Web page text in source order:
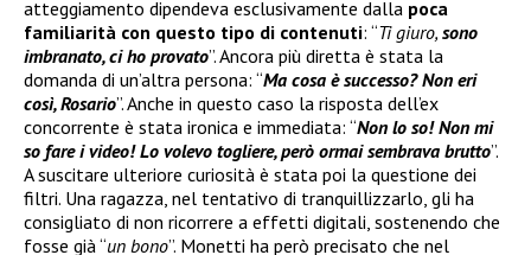
atteggiamento dipendeva esclusivamente dalla poca
familiarità con questo tipo di contenuti: “Ti giuro, sono
imbranato, ci ho provato”. Ancora più diretta è stata la
domanda di un’altra persona: “Ma cosa è successo? Non eri
così, Rosario”. Anche in questo caso la risposta dell’ex
concorrente è stata ironica e immediata: “Non lo so! Non mi
so fare i video! Lo volevo togliere, però ormai sembrava brutto”.
A suscitare ulteriore curiosità è stata poi la questione dei
filtri. Una ragazza, nel tentativo di tranquillizzarlo, gli ha
consigliato di non ricorrere a effetti digitali, sostenendo che
fosse già “un bono”. Monetti ha però precisato che nel